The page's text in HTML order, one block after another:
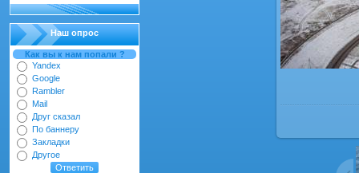
Наш опрос
Как вы к нам попали ?
Yandex
Google
Rambler
Mail
Друг сказал
По баннеру
Закладки
Другое